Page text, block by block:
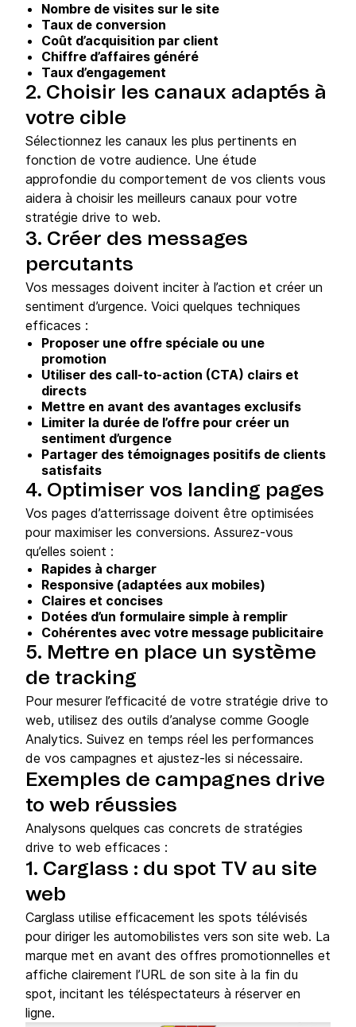
Nombre de visites sur le site
Taux de conversion
Coût d’acquisition par client
Chiffre d’affaires généré
Taux d’engagement
2. Choisir les canaux adaptés à
votre cible
Sélectionnez les canaux les plus pertinents en
fonction de votre audience. Une étude
approfondie du comportement de vos clients vous
aidera à choisir les meilleurs canaux pour votre
stratégie drive to web.
3. Créer des messages
percutants
Vos messages doivent inciter à l’action et créer un
sentiment d’urgence. Voici quelques techniques
efficaces :
Proposer une offre spéciale ou une
promotion
Utiliser des call-to-action (CTA) clairs et
directs
Mettre en avant des avantages exclusifs
Limiter la durée de l’offre pour créer un
sentiment d’urgence
Partager des témoignages positifs de clients
satisfaits
4. Optimiser vos landing pages
Vos pages d’atterrissage doivent être optimisées
pour maximiser les conversions. Assurez-vous
qu’elles soient :
Rapides à charger
Responsive (adaptées aux mobiles)
Claires et concises
Dotées d’un formulaire simple à remplir
Cohérentes avec votre message publicitaire
5. Mettre en place un système
de tracking
Pour mesurer l’efficacité de votre stratégie drive to
web, utilisez des outils d’analyse comme Google
Analytics. Suivez en temps réel les performances
de vos campagnes et ajustez-les si nécessaire.
Exemples de campagnes drive
to web réussies
Analysons quelques cas concrets de stratégies
drive to web efficaces :
1. Carglass : du spot TV au site
web
Carglass utilise efficacement les spots télévisés
pour diriger les automobilistes vers son site web. La
marque met en avant des offres promotionnelles et
affiche clairement l’URL de son site à la fin du
spot, incitant les téléspectateurs à réserver en
ligne.